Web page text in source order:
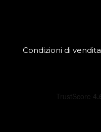
Condizioni di vendita